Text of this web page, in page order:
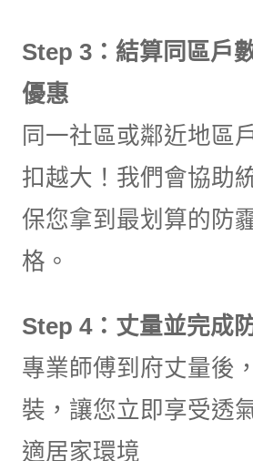
Step 3：結算同區戶
優惠
同一社區或鄰近地區
扣越大！我們會協助
保您拿到最划算的防
格。
Step 4：丈量並完成
專業師傅到府丈量後
裝，讓您立即享受透
適居家環境